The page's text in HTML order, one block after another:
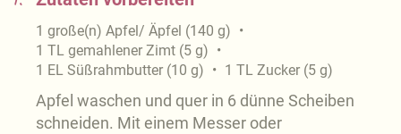
1 große(n) Apfel/ Äpfel (140 g)
1 TL gemahlener Zimt (5 g)
1 EL Süßrahmbutter (10 g) 1 TL Zucker (5 g)
Apfel waschen und quer in 6 dünne Scheiben
schneiden. Mit einem Messer oder